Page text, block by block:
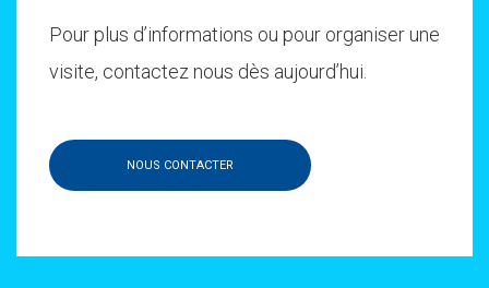
Pour plus d’informations ou pour organiser une
visite, contactez nous dès aujourd’hui.
NOUS CONTACTER